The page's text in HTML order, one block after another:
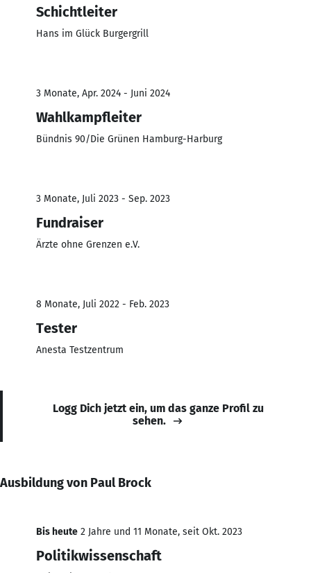
Schichtleiter
Hans im Glück Burgergrill
3 Monate, Apr. 2024 - Juni 2024
Wahlkampfleiter
Bündnis 90/Die Grünen Hamburg-Harburg
3 Monate, Juli 2023 - Sep. 2023
Fundraiser
Ärzte ohne Grenzen e.V.
8 Monate, Juli 2022 - Feb. 2023
Tester
Anesta Testzentrum
Logg Dich jetzt ein, um das ganze Profil zu
sehen.
Ausbildung von Paul Brock
Bis heute 2 Jahre und 11 Monate, seit Okt. 2023
Politikwissenschaft